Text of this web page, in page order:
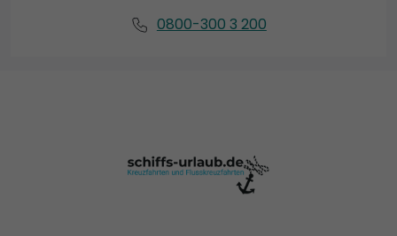
0800-300 3 200